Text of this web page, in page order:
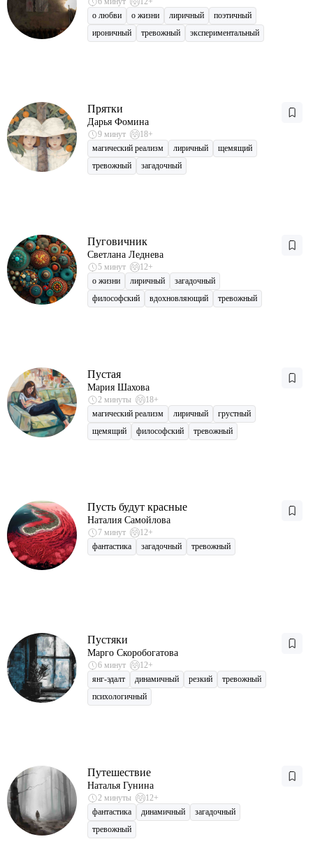
о любви
о жизни лиричный
поэтичный
ироничный
тревожный экспериментальный
Прятки
Дарья Фомина
9 минут
18+
магический реализм
лиричный
щемящий
тревожный
загадочный
Пуговичник
Светлана Леднева
5 минут
12+
о жизни
лиричный
загадочный
философский
вдохновляющий тревожный
Пустая
Мария Шахова
2 минуты
18+
магический реализм
лиричный
грустный
щемящий
философский тревожный
Пусть будут красные
Наталия Самойлова
7 минут
12+
фантастика
загадочный тревожный
Пустяки
Марго Скоробогатова
6 минут
12+
янг-эдалт
динамичный резкий
тревожный
психологичный
Путешествие
Наталья Гунина
2 минуты
12+
фантастика
динамичный
загадочный
тревожный